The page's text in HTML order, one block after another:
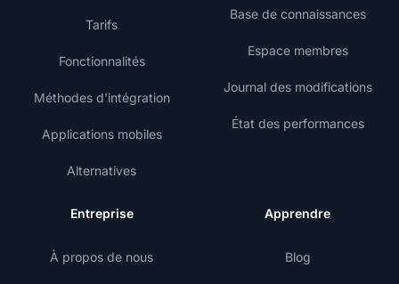
Tarifs
Fonctionnalités
Méthodes d'intégration
Applications mobiles
Alternatives
Base de connaissances
Espace membres
Journal des modifications
État des performances
Entreprise
À propos de nous
Apprendre
Blog